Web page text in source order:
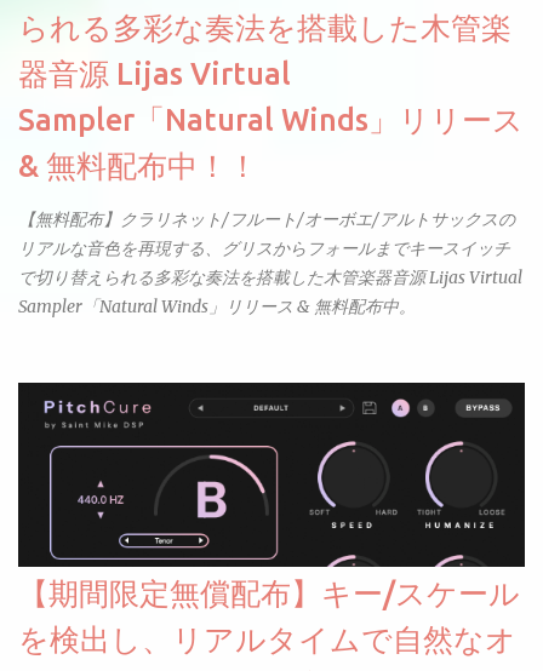
られる多彩な奏法を搭載した木管楽
器音源 Lijas Virtual
Sampler「Natural Winds」リリース
& 無料配布中！！
【無料配布】クラリネット/フルート/オーボエ/アルトサックスの
リアルな音色を再現する、グリスからフォールまでキースイッチ
で切り替えられる多彩な奏法を搭載した木管楽器音源 Lijas Virtual
Sampler「Natural Winds」リリース & 無料配布中。
【期間限定無償配布】キー/スケール
を検出し、リアルタイムで自然なオ